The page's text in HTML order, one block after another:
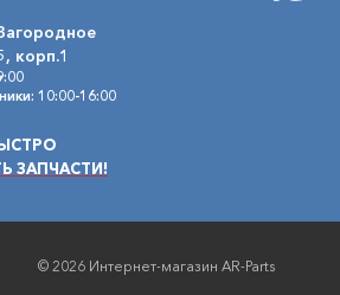
корп.1
10:00-16:00
ЗАПЧАСТИ!
© 2026 Интернет-магазин AR-Parts